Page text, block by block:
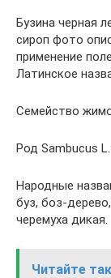
Бузина черная
сироп фото
применение
Латинское
Семейство
Род Sambucus
Народные
буз, боз-
черемуха дикая.
Читайте